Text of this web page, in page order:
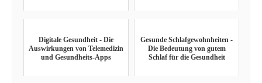
Digitale Gesundheit - Die
Auswirkungen von Telemedizin
und Gesundheits-Apps
Gesunde Schlafgewohnheiten -
Die Bedeutung von gutem
Schlaf für die Gesundheit